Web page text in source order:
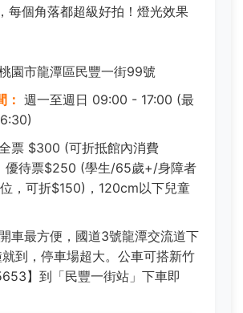
每個角落都超級好拍！燈光效果
園市龍潭區民豐一街99號
： 週一至週日 09:00 - 17:00 (最
票 $300 (可折抵館內消費
優待票$250 (學生/65歲+/身障者
，可折$150)，120cm以下兒童
開車最方便，國道3號龍潭交流道下
到，停車場超大。公車可搭新竹
】到「民豐一街站」下車即